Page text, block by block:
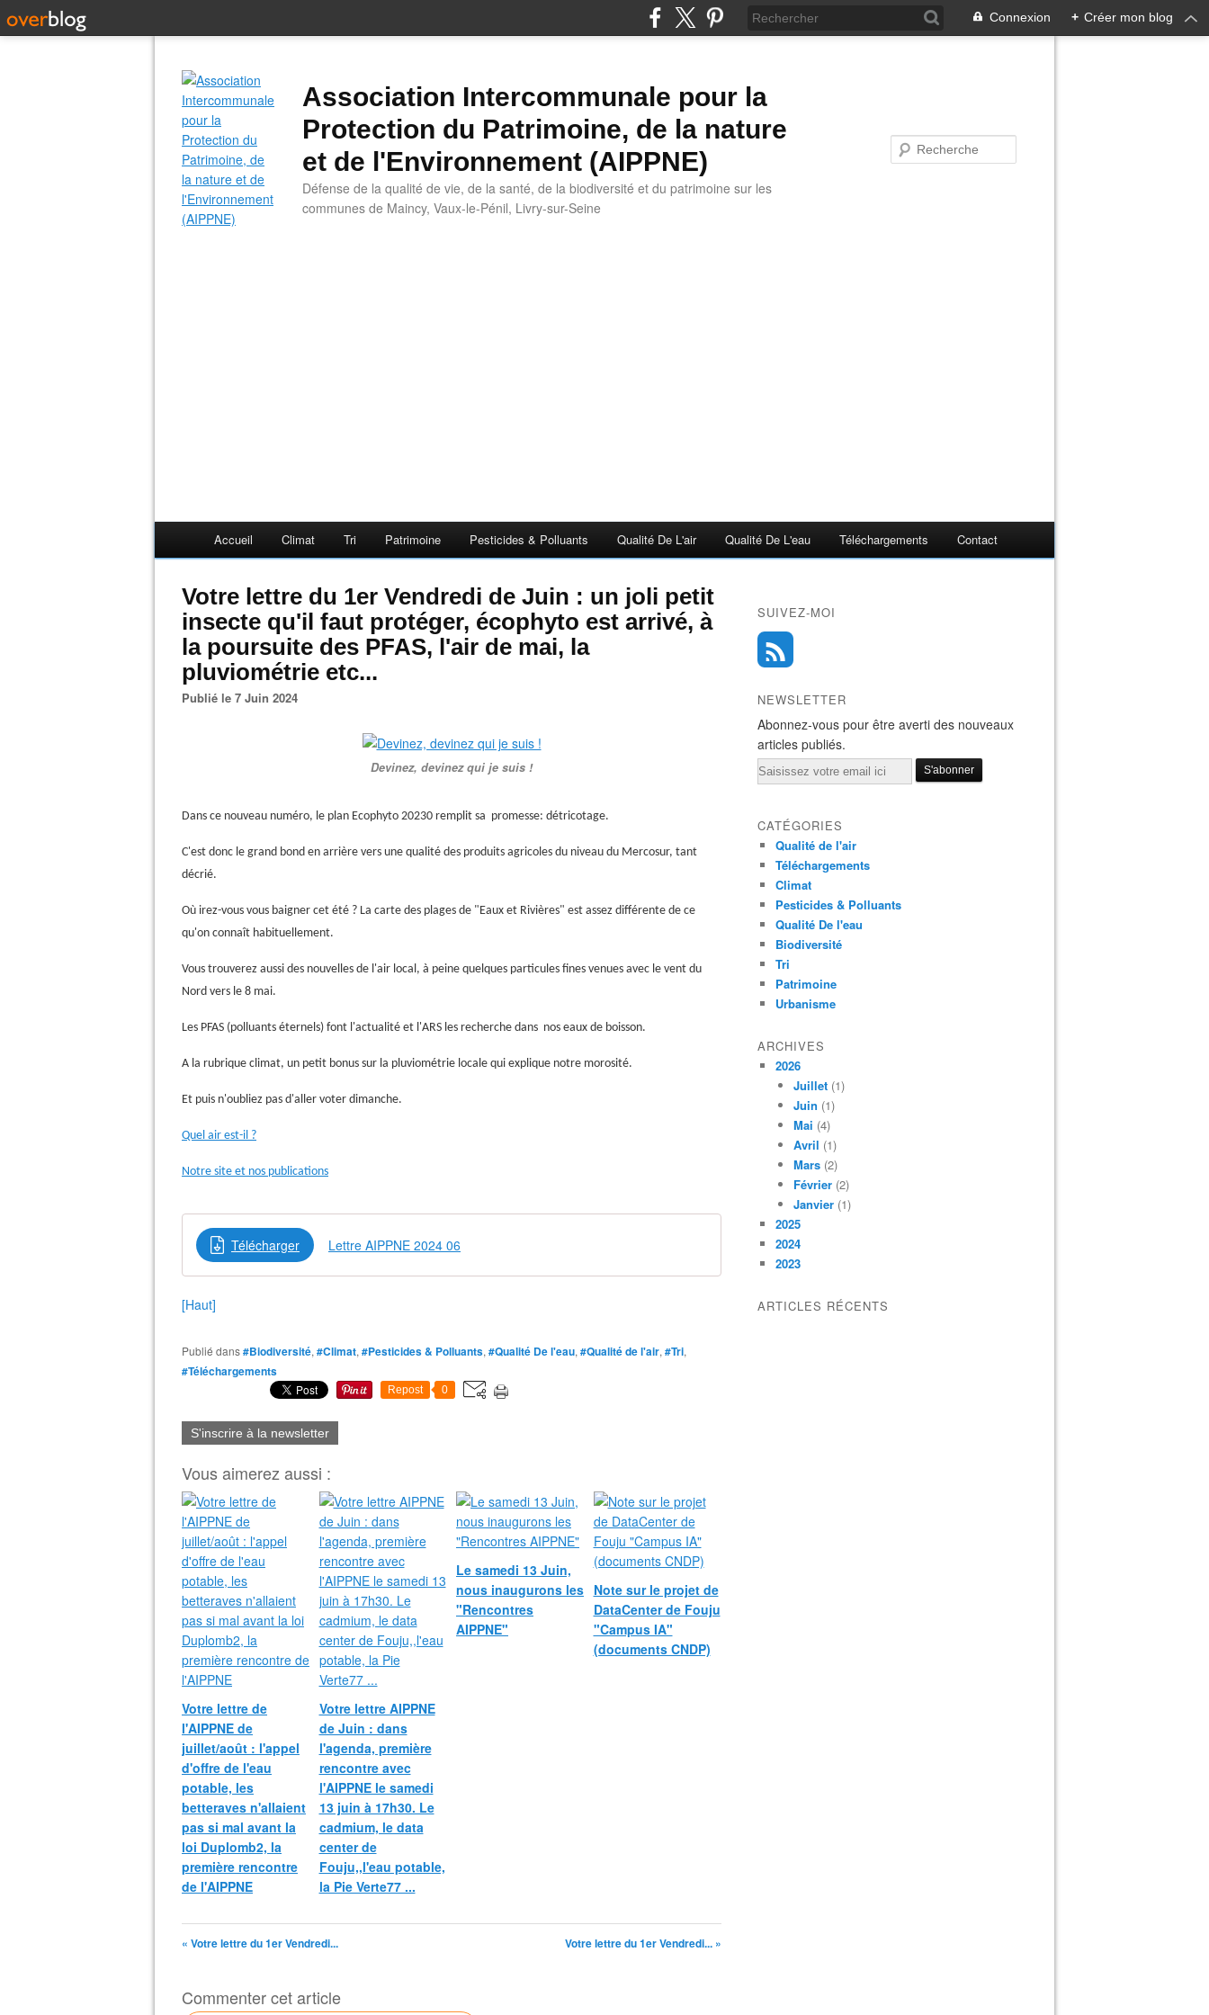
Connexion + Créer mon blog
Association Intercommunale pour la
Protection du Patrimoine, de la nature
et de l'Environnement (AIPPNE)
Défense de la qualité de vie, de la santé, de la biodiversité et du patrimoine sur les
communes de Maincy, Vaux-le-Pénil, Livry-sur-Seine
Accueil Climat Tri Patrimoine Pesticides & Polluants Qualité De L'air Qualité De L'eau Téléchargements Contact
Votre lettre du 1er Vendredi de Juin : un joli petit
insecte qu'il faut protéger, écophyto est arrivé, à
la poursuite des PFAS, l'air de mai, la
pluviométrie etc...
Publié le 7 Juin 2024
Devinez, devinez qui je suis !
Dans ce nouveau numéro, le plan Ecophyto 20230 remplit sa promesse: détricotage.
C'est donc le grand bond en arrière vers une qualité des produits agricoles du niveau du Mercosur, tant
décrié.
Où irez-vous vous baigner cet été ? La carte des plages de "Eaux et Rivières" est assez différente de ce
qu'on connaît habituellement.
Vous trouverez aussi des nouvelles de l'air local, à peine quelques particules fines venues avec le vent du
Nord vers le 8 mai.
Les PFAS (polluants éternels) font l'actualité et l'ARS les recherche dans nos eaux de boisson.
A la rubrique climat, un petit bonus sur la pluviométrie locale qui explique notre morosité.
Et puis n'oubliez pas d'aller voter dimanche.
Quel air est-il ?
Notre site et nos publications
Télécharger Lettre AIPPNE 2024 06
[Haut]
Publié dans#Biodiversité, #Climat, #Pesticides & Polluants, #Qualité De l'eau, #Qualité de l'air, #Tri,
#Téléchargements
Repost 0
S'inscrire à la newsletter
Vous aimerez aussi :
Votre lettre de
l'AIPPNE de
juillet/août : l'appel
d'offre de l'eau
potable, les
betteraves n'allaient
pas si mal avant la
loi Duplomb2, la
première rencontre
de l'AIPPNE
Votre lettre AIPPNE
de Juin : dans
l'agenda, première
rencontre avec
l'AIPPNE le samedi
13 juin à 17h30. Le
cadmium, le data
center de
Fouju,,l'eau potable,
la Pie Verte77 ...
Le samedi 13 Juin,
nous inaugurons les
"Rencontres
AIPPNE"
Note sur le projet de
DataCenter de Fouju
"Campus IA"
(documents CNDP)
« Votre lettre du 1er Vendredi... Votre lettre du 1er Vendredi... »
Commenter cet article
SUIVEZ-MOI
NEWSLETTER
Abonnez-vous pour être averti des nouveaux
articles publiés.
Email
CATÉGORIES
Qualité de l'air
Téléchargements
Climat
Pesticides & Polluants
Qualité De l'eau
Biodiversité
Tri
Patrimoine
Urbanisme
ARCHIVES
2026
Juillet (1)
Juin (1)
Mai (4)
Avril (1)
Mars (2)
Février (2)
Janvier (1)
2025
2024
2023
ARTICLES RÉCENTS